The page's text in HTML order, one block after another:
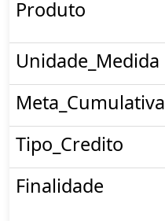
Produto
Unidade_Medida
Meta_Cumulativa
Tipo_Credito
Finalidade